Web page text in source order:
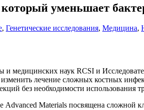
уменьшает
, Генетические исследования, Медицина,
и медицинских наук RCSI и
лечение сложных костных
без необходимости использования
Advanced Materials посвящена сложной